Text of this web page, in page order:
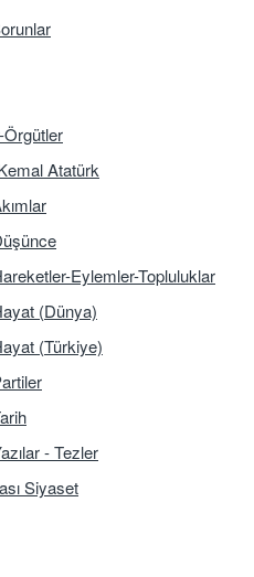
Örgütler
Atatürk
Eylemler-Topluluklar
(Dünya)
(Türkiye)
- Tezler
Siyaset